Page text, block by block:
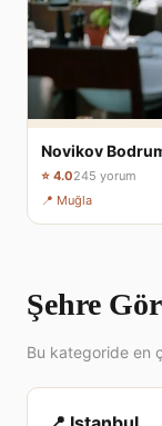
Novikov
⭐ 4.0245 yorum
📍 Muğla
Şehre
Bu kategoride en